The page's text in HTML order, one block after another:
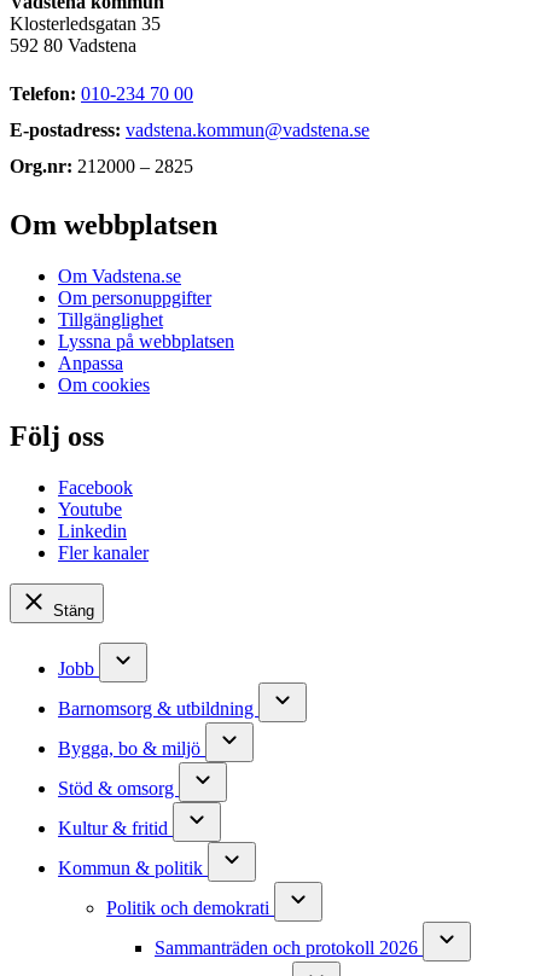
Klosterledsgatan 35
592 80 Vadstena
Telefon: 010-234 70 00
E-postadress: vadstena.kommun@vadstena.se
Org.nr: 212000 – 2825
Om webbplatsen
Om Vadstena.se
Om personuppgifter
Tillgänglighet
Lyssna på webbplatsen
Anpassa
Om cookies
Följ oss
Facebook
Youtube
Linkedin
Fler kanaler
Stäng
Jobb
Barnomsorg & utbildning
Bygga, bo & miljö
Stöd & omsorg
Kultur & fritid
Kommun & politik
Politik och demokrati
Sammanträden och protokoll 2026